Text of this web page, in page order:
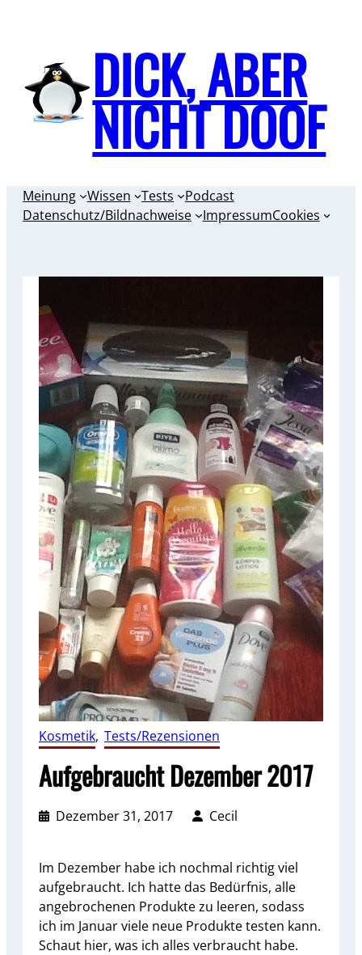
springen
DICK, ABER
NICHT DOOF
Meinung Wissen Tests
Podcast
Datenschutz/Bildnachweise
ImpressumCookies
Kosmetik, Tests/Rezensionen
Aufgebraucht Dezember 2017
Dezember 31, 2017 Cecil
Im Dezember habe ich nochmal richtig viel
aufgebraucht. Ich hatte das Bedürfnis, alle
angebrochenen Produkte zu leeren, sodass
ich im Januar viele neue Produkte testen kann.
Schaut hier, was ich alles verbraucht habe.